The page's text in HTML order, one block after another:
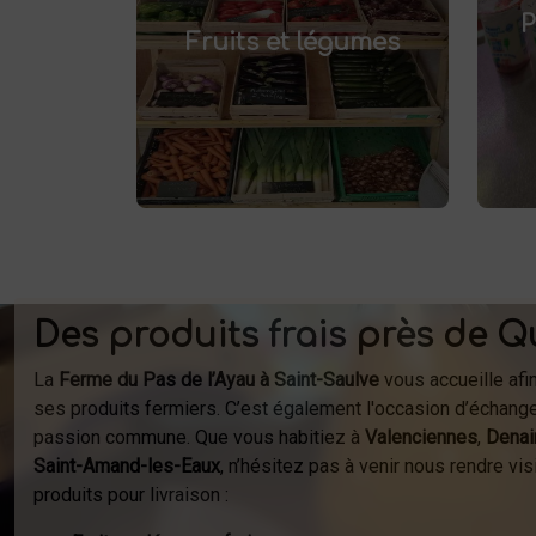
Fruits et légumes
frais à Saint-Saulve
et savourez
des produits de saison, cultivés
localement. Goûtez la différence
: des produits sains et
respectueux de l'environnement.
Vente directe à la ferme ou
livraison à domicile.
Des produits frais près de
La Ferme du Pas de l’Ayau à Saint-Saulve vous accueille
ses produits fermiers. C’est également l'occasion
passion commune. Que vous habitiez à Valenciennes,
Saint-Amand-les-Eaux, n’hésitez pas à venir nous rendre
produits pour livraison :